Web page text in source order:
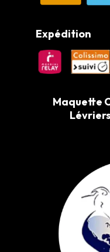
Expédition
Maquette